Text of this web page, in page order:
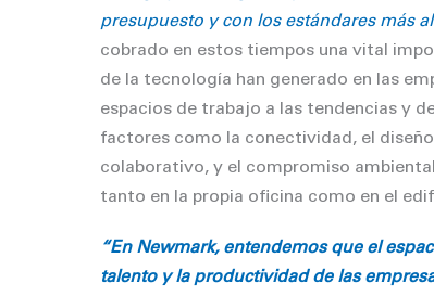
presupuesto y con los estándares más
cobrado en estos tiempos una vital
de la tecnología han generado en las
espacios de trabajo a las tendencias y
factores como la conectividad, el
colaborativo, y el compromiso
tanto en la propia oﬁcina como en el
“En Newmark, entendemos que el
talento y la productividad de las